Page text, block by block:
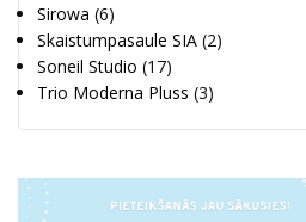
Sirowa (6)
Skaistumpasaule SIA (2)
Soneil Studio (17)
Trio Moderna Pluss (3)